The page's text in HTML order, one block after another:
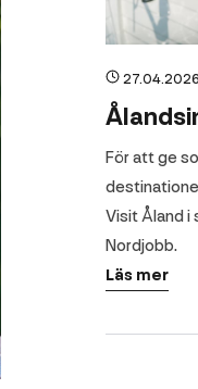
27.04.2026
För att ge
Visit Åland i
Nordjobb.
Läs mer